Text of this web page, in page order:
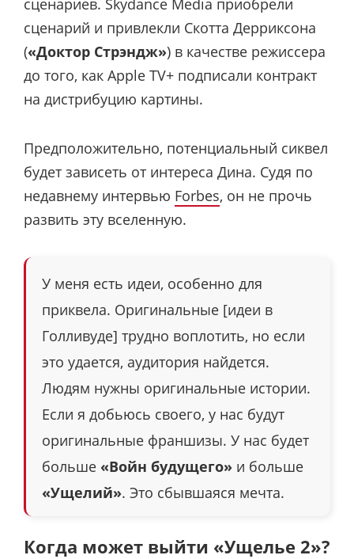
сценариев. Skydance Media приобрели
сценарий и привлекли Скотта Дерриксона
(«Доктор Стрэндж») в качестве режиссера
до того, как Apple TV+ подписали контракт
на дистрибуцию картины.
Предположительно, потенциальный сиквел
будет зависеть от интереса Дина. Судя по
недавнему интервью Forbes, он не прочь
развить эту вселенную.
У меня есть идеи, особенно для
приквела. Оригинальные [идеи в
Голливуде] трудно воплотить, но если
это удается, аудитория найдется.
Людям нужны оригинальные истории.
Если я добьюсь своего, у нас будут
оригинальные франшизы. У нас будет
больше «Войн будущего» и больше
«Ущелий». Это сбывшаяся мечта.
Когда может выйти «Ущелье 2»?